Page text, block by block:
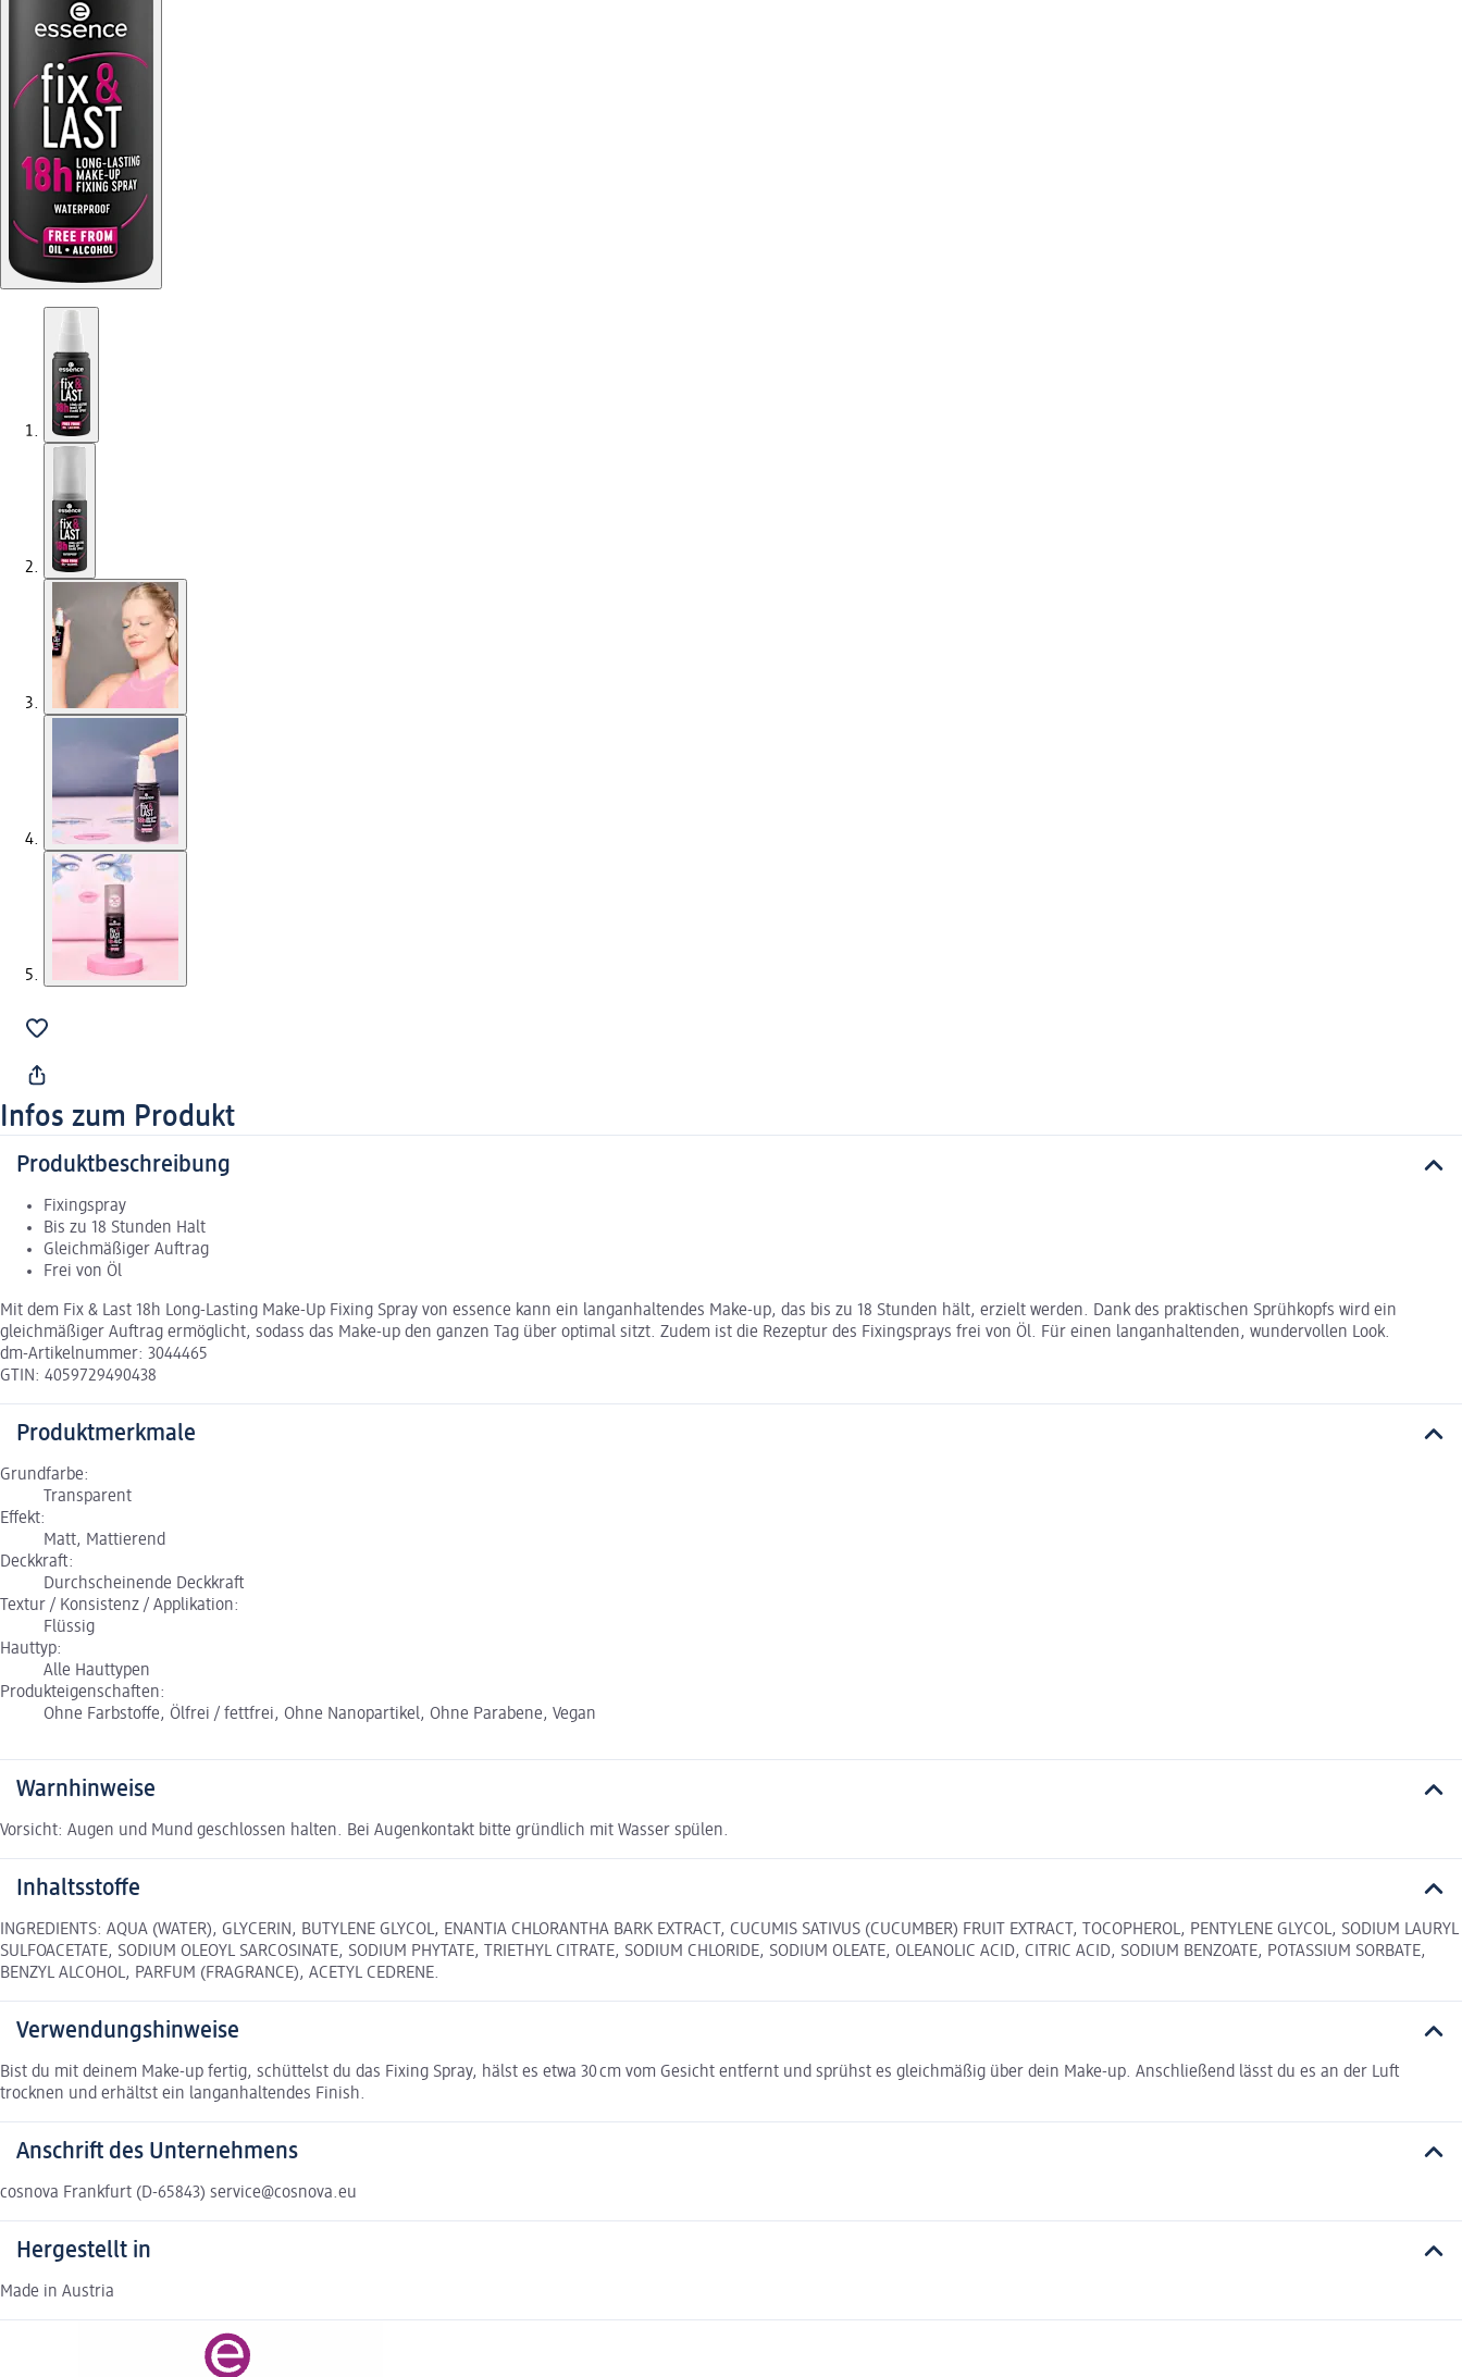
Infos zum Produkt
Produktbeschreibung
Fixingspray
Bis zu 18 Stunden Halt
Gleichmäßiger Auftrag
Frei von Öl
Mit dem Fix & Last 18h Long-Lasting Make-Up Fixing Spray von essence kann ein langanhaltendes Make-up, das bis zu 18 Stunden hält, erzielt werden. Dank des praktischen Sprühkopfs wird ein
gleichmäßiger Auftrag ermöglicht, sodass das Make-up den ganzen Tag über optimal sitzt. Zudem ist die Rezeptur des Fixingsprays frei von Öl. Für einen langanhaltenden, wundervollen Look.
dm-Artikelnummer: 3044465
GTIN: 4059729490438
Produktmerkmale
Grundfarbe:
Transparent
Effekt:
Matt, Mattierend
Deckkraft:
Durchscheinende Deckkraft
Textur / Konsistenz / Applikation:
Flüssig
Hauttyp:
Alle Hauttypen
Produkteigenschaften:
Ohne Farbstoffe, Ölfrei / fettfrei, Ohne Nanopartikel, Ohne Parabene, Vegan
Warnhinweise
Vorsicht: Augen und Mund geschlossen halten. Bei Augenkontakt bitte gründlich mit Wasser spülen.
Inhaltsstoffe
INGREDIENTS: AQUA (WATER), GLYCERIN, BUTYLENE GLYCOL, ENANTIA CHLORANTHA BARK EXTRACT, CUCUMIS SATIVUS (CUCUMBER) FRUIT EXTRACT, TOCOPHEROL, PENTYLENE GLYCOL, SODIUM LAURYL
SULFOACETATE, SODIUM OLEOYL SARCOSINATE, SODIUM PHYTATE, TRIETHYL CITRATE, SODIUM CHLORIDE, SODIUM OLEATE, OLEANOLIC ACID, CITRIC ACID, SODIUM BENZOATE, POTASSIUM SORBATE,
BENZYL ALCOHOL, PARFUM (FRAGRANCE), ACETYL CEDRENE.
Verwendungshinweise
Bist du mit deinem Make-up fertig, schüttelst du das Fixing Spray, hälst es etwa 30 cm vom Gesicht entfernt und sprühst es gleichmäßig über dein Make-up. Anschließend lässt du es an der Luft
trocknen und erhältst ein langanhaltendes Finish.
Anschrift des Unternehmens
cosnova Frankfurt (D-65843) service@cosnova.eu
Hergestellt in
Made in Austria